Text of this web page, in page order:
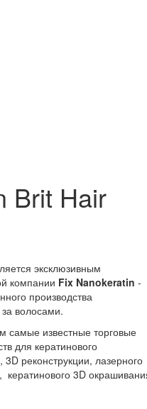
Brit Hair
эксклюзивным
компании Fix Nanokeratin -
производства
волосами.
самые известные торговые
для кератинового
реконструкции, лазерного
3D